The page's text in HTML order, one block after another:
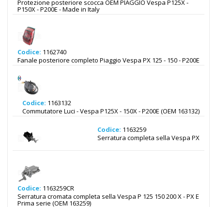
Protezione posteriore scocca OEM PIAGGIO Vespa P125X -
P150X - P200E - Made in Italy
Codice: 1162740
Fanale posteriore completo Piaggio Vespa PX 125 - 150 - P200E
Codice: 1163132
Commutatore Luci - Vespa P125X - 150X - P200E (OEM 163132)
Codice: 1163259
Serratura completa sella Vespa PX
Codice: 1163259CR
Serratura cromata completa sella Vespa P 125 150 200 X - PX E
Prima serie (OEM 163259)